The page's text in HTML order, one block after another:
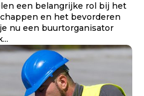
een belangrijke rol bij het
en het bevorderen
nu een buurtorganisator